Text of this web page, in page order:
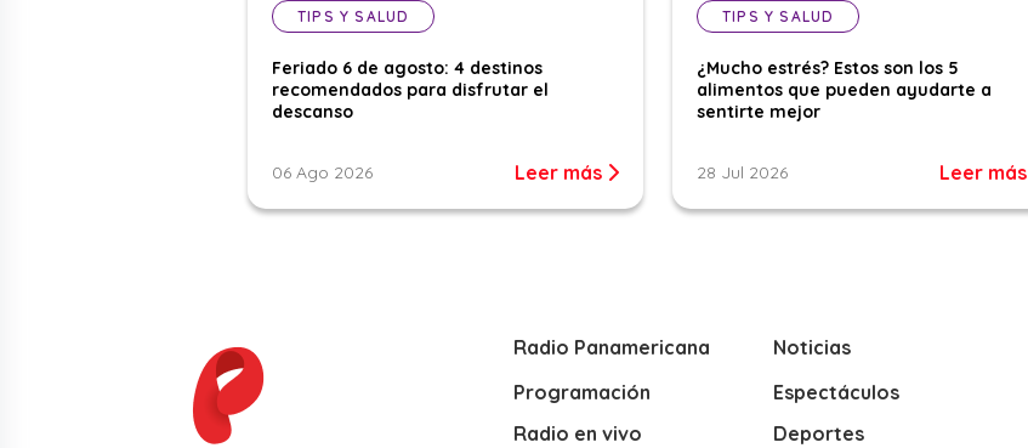
TIPS Y SALUD
Feriado 6 de agosto: 4 destinos
recomendados para disfrutar el
descanso
06 Ago 2026 Leer más
TIPS Y SALUD
¿Mucho estrés? Estos son los 5
alimentos que pueden ayudarte a
sentirte mejor
28 Jul 2026 Leer más
Radio Panamericana
Programación
Radio en vivo
Noticias
Espectáculos
Deportes